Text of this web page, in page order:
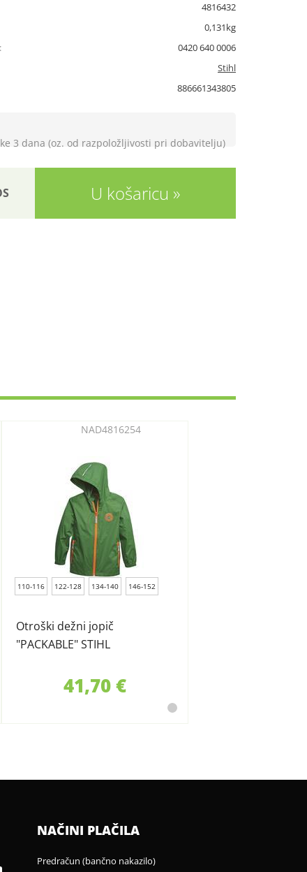
4816432
0,131kg
0420 640 0006
Stihl
886661343805
3 dana (oz. od razpoložljivosti pri dobavitelju)
U košaricu
110-116 122-128 134-140 146-152
Otroški dežni jopič
"PACKABLE" STIHL
NAD4816254
41,70 €
NAČINI PLAČILA
Predračun (bančno nakazilo)